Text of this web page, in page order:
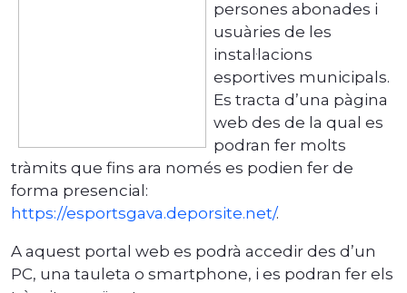
persones abonades i
usuàries de les
instal·lacions
esportives municipals.
Es tracta d’una pàgina
web des de la qual es
podran fer molts
tràmits que fins ara només es podien fer de
forma presencial:
https://esportsgava.deporsite.net/.
A aquest portal web es podrà accedir des d’un
PC, una tauleta o smartphone, i es podran fer els